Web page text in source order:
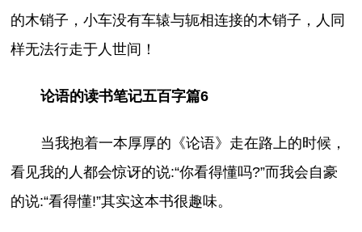
的木销子，小车没有车辕与轭相连接的木销子，人同
样无法行走于人世间！
论语的读书笔记五百字篇6
当我抱着一本厚厚的《论语》走在路上的时候，
看见我的人都会惊讶的说:“你看得懂吗?”而我会自豪
的说:“看得懂!”其实这本书很趣味。